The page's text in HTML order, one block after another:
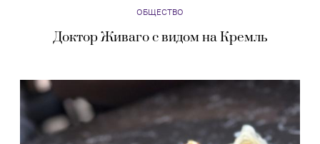
ОБЩЕСТВО
Доктор Живаго с видом на Кремль